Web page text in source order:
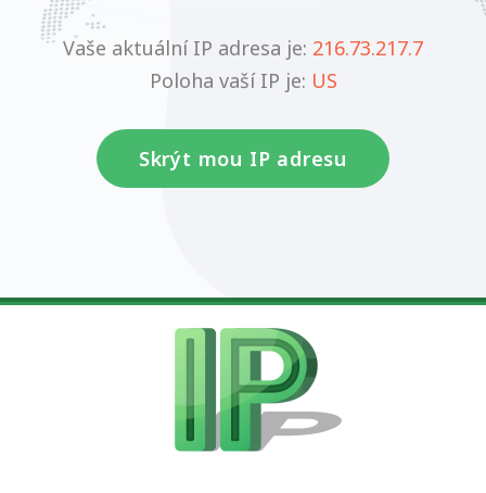
Vaše aktuální IP adresa je: 216.73.217.7
Poloha vaší IP je: US
Skrýt mou IP adresu